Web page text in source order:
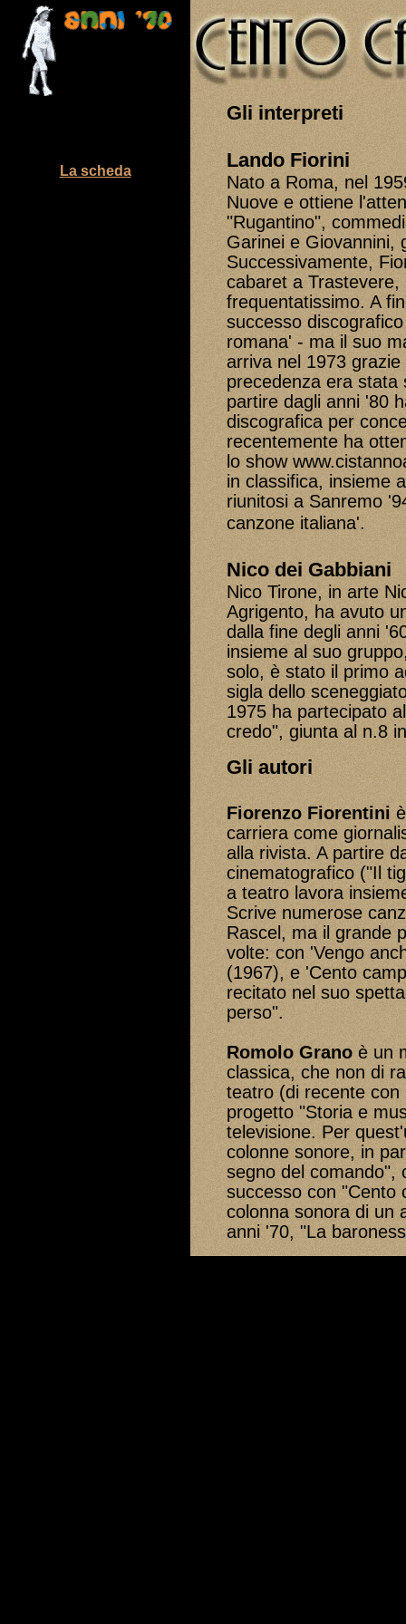
La scheda
Gli interpreti
Lando Fiorini
Nato a Roma, nel
Nuove e ottiene
"Rugantino",
Garinei e Giovannini,
Successivamente,
cabaret a
frequentatissimo. A
successo
romana' - ma il suo
arriva nel 1973
precedenza era stata
partire dagli anni '80
discografica per
recentemente ha
lo show
in classifica, insieme
riunitosi a Sanremo
canzone italiana'.
Nico dei Gabbiani
Nico Tirone, in arte
Agrigento, ha avuto
dalla fine degli anni
insieme al suo
solo, è stato il primo
sigla dello
1975 ha partecipato
credo", giunta al n.8
Gli autori
Fiorenzo Fiorentini
carriera come
alla rivista. A partire
cinematografico ("Il
a teatro lavora
Scrive numerose
Rascel, ma il grande
volte: con 'Vengo
(1967), e 'Cento
recitato nel suo
perso".
Romolo Grano è un
classica, che non di
teatro (di recente
progetto "Storia e
televisione. Per
colonne sonore, in
segno del comando",
successo con "Cento
colonna sonora di un
anni '70, "La